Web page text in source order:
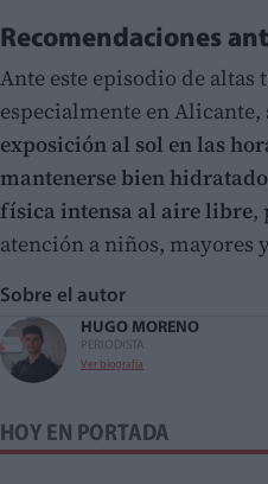
Recomendaciones
Ante este episodio de altas
especialmente en
exposición al sol en las
mantenerse bien
física intensa al aire libre,
atención a niños, mayores
Sobre el autor
HUGO MORENO
PERIODISTA
Ver biografía
HOY EN PORTADA